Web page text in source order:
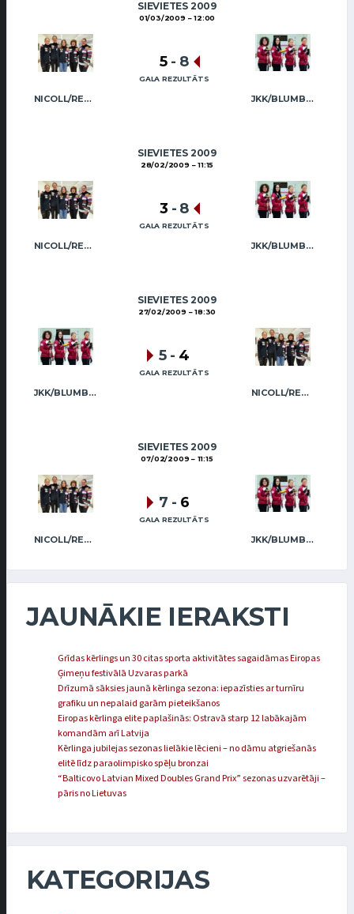
SIEVIETES 2009
01/03/2009 12:00
NICOLL/REGŽA JKK/BLUMBERGA-BĒRZIŅA
5 - 8
GALA REZULTĀTS
SIEVIETES 2009
28/02/2009 11:15
NICOLL/REGŽA JKK/BLUMBERGA-BĒRZIŅA
3 - 8
GALA REZULTĀTS
SIEVIETES 2009
27/02/2009 18:30
JKK/BLUMBERGA-BĒRZIŅA NICOLL/REGŽA
5 - 4
GALA REZULTĀTS
SIEVIETES 2009
07/02/2009 11:15
NICOLL/REGŽA JKK/BLUMBERGA-BĒRZIŅA
7 - 6
GALA REZULTĀTS
JAUNĀKIE IERAKSTI
Grīdas kērlings un 30 citas sporta aktivitātes sagaidāmas Eiropas
Ģimeņu festivālā Uzvaras parkā
Drīzumā sāksies jaunā kērlinga sezona: iepazīsties ar turnīru
grafiku un nepalaid garām pieteikšanos
Eiropas kērlinga elite paplašinās: Ostravā starp 12 labākajām
komandām arī Latvija
Kērlinga jubilejas sezonas lielākie lēcieni – no dāmu atgriešanās
elitē līdz paraolimpisko spēļu bronzai
“Balticovo Latvian Mixed Doubles Grand Prix” sezonas uzvarētāji –
pāris no Lietuvas
KATEGORIJAS